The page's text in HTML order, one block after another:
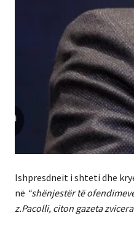
Ishpresdneit i shteti dhe
në “shënjestër të
z.Pacolli, citon gazeta